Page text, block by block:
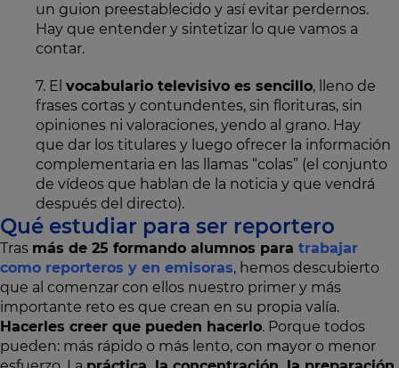
un guion preestablecido y así evitar perdernos.
Hay que entender y sintetizar lo que vamos a
contar.
7. El vocabulario televisivo es sencillo, lleno de
frases cortas y contundentes, sin florituras, sin
opiniones ni valoraciones, yendo al grano. Hay
que dar los titulares y luego ofrecer la información
complementaria en las llamas “colas” (el conjunto
de vídeos que hablan de la noticia y que vendrá
después del directo).
Qué estudiar para ser reportero
Tras más de 25 formando alumnos para trabajar
como reporteros y en emisoras, hemos descubierto
que al comenzar con ellos nuestro primer y más
importante reto es que crean en su propia valía.
Hacerles creer que pueden hacerlo. Porque todos
pueden: más rápido o más lento, con mayor o menor